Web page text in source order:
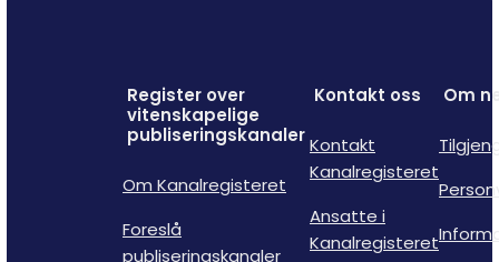
Register over
vitenskapelige
publiseringskanaler
Om Kanalregisteret
Foreslå
publiseringskanaler
Kontakt oss
Kontakt
Kanalregisteret
Ansatte i
Kanalregisteret
Om